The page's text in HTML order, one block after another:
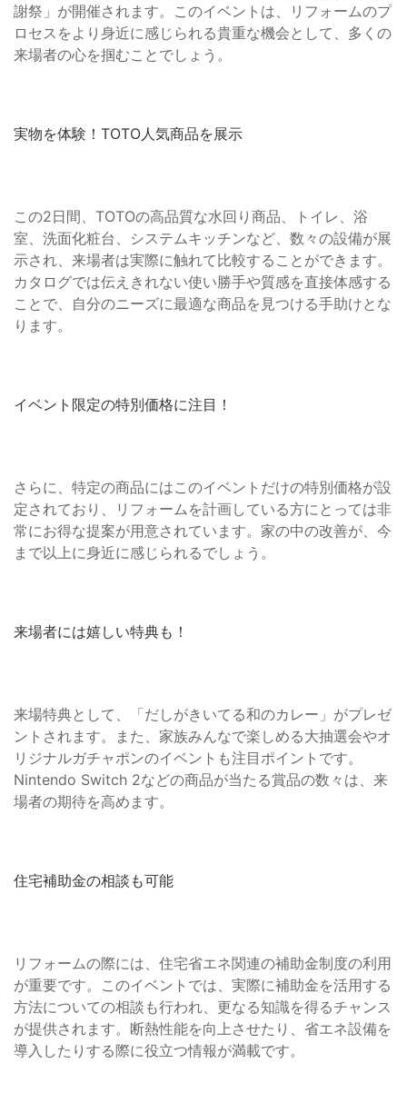
謝祭」が開催されます。このイベントは、リフォームのプ
ロセスをより身近に感じられる貴重な機会として、多くの
来場者の心を掴むことでしょう。
実物を体験！TOTO人気商品を展示
この2日間、TOTOの高品質な水回り商品、トイレ、浴
室、洗面化粧台、システムキッチンなど、数々の設備が展
示され、来場者は実際に触れて比較することができます。
カタログでは伝えきれない使い勝手や質感を直接体感する
ことで、自分のニーズに最適な商品を見つける手助けとな
ります。
イベント限定の特別価格に注目！
さらに、特定の商品にはこのイベントだけの特別価格が設
定されており、リフォームを計画している方にとっては非
常にお得な提案が用意されています。家の中の改善が、今
まで以上に身近に感じられるでしょう。
来場者には嬉しい特典も！
来場特典として、「だしがきいてる和のカレー」がプレゼ
ントされます。また、家族みんなで楽しめる大抽選会やオ
リジナルガチャポンのイベントも注目ポイントです。
Nintendo Switch 2などの商品が当たる賞品の数々は、来
場者の期待を高めます。
住宅補助金の相談も可能
リフォームの際には、住宅省エネ関連の補助金制度の利用
が重要です。このイベントでは、実際に補助金を活用する
方法についての相談も行われ、更なる知識を得るチャンス
が提供されます。断熱性能を向上させたり、省エネ設備を
導入したりする際に役立つ情報が満載です。